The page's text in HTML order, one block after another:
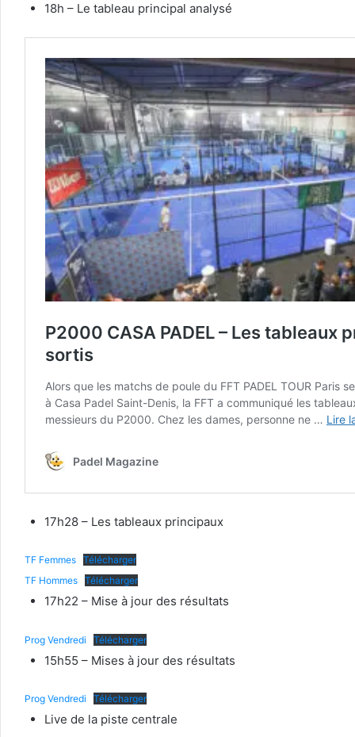
18h – Le tableau principal analysé
17h28 – Les tableaux principaux
TF Femmes Télécharger
TF Hommes Télécharger
17h22 – Mise à jour des résultats
Prog Vendredi Télécharger
15h55 – Mises à jour des résultats
Prog Vendredi Télécharger
Live de la piste centrale